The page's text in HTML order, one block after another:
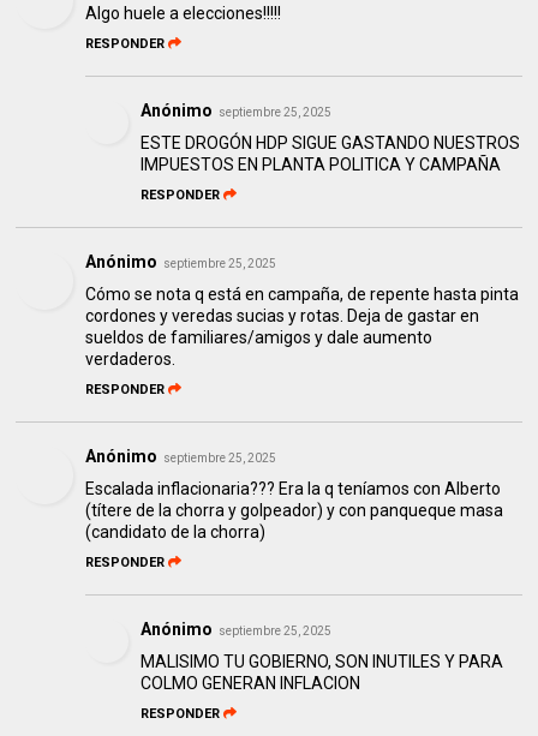
Algo huele a elecciones!!!!!
RESPONDER
Anónimo septiembre 25, 2025
ESTE DROGÓN HDP SIGUE GASTANDO NUESTROS
IMPUESTOS EN PLANTA POLITICA Y CAMPAÑA
RESPONDER
Anónimo septiembre 25, 2025
Cómo se nota q está en campaña, de repente hasta pinta
cordones y veredas sucias y rotas. Deja de gastar en
sueldos de familiares/amigos y dale aumento
verdaderos.
RESPONDER
Anónimo septiembre 25, 2025
Escalada inflacionaria??? Era la q teníamos con Alberto
(títere de la chorra y golpeador) y con panqueque masa
(candidato de la chorra)
RESPONDER
Anónimo septiembre 25, 2025
MALISIMO TU GOBIERNO, SON INUTILES Y PARA
COLMO GENERAN INFLACION
RESPONDER